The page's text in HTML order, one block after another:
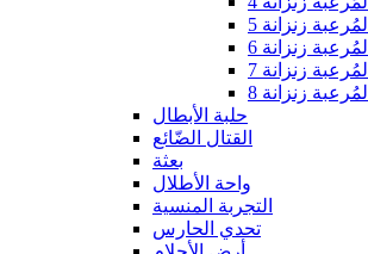
المُرعبة زنزانة 5
المُرعبة زنزانة 6
المُرعبة زنزانة 7
المُرعبة زنزانة 8
حلبة الأبطال
القتال الضّائع
بعثة
واحة الأطلال
التجربة المنسية
تحدي الحارس